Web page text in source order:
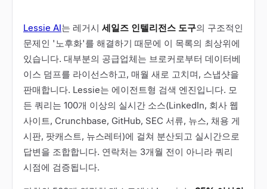
Lessie AI는 레거시 세일즈 인텔리전스 도구의 구조적인
문제인 '노후화'를 해결하기 때문에 이 목록의 최상위에
있습니다. 대부분의 공급업체는 브로커로부터 데이터베
이스 덤프를 라이선스하고, 매월 새로 고치며, 스냅샷을
판매합니다. Lessie는 에이전트형 검색 엔진입니다. 모
든 쿼리는 100개 이상의 실시간 소스(LinkedIn, 회사 웹
사이트, Crunchbase, GitHub, SEC 서류, 뉴스, 채용 게
시판, 팟캐스트, 뉴스레터)에 걸쳐 분산되고 실시간으로
답변을 조합합니다. 연락처는 3개월 전이 아니라 쿼리
시점에 검증됩니다.